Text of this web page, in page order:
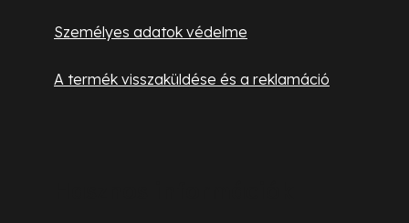
Személyes adatok védelme
A termék visszaküldése és a reklamáció